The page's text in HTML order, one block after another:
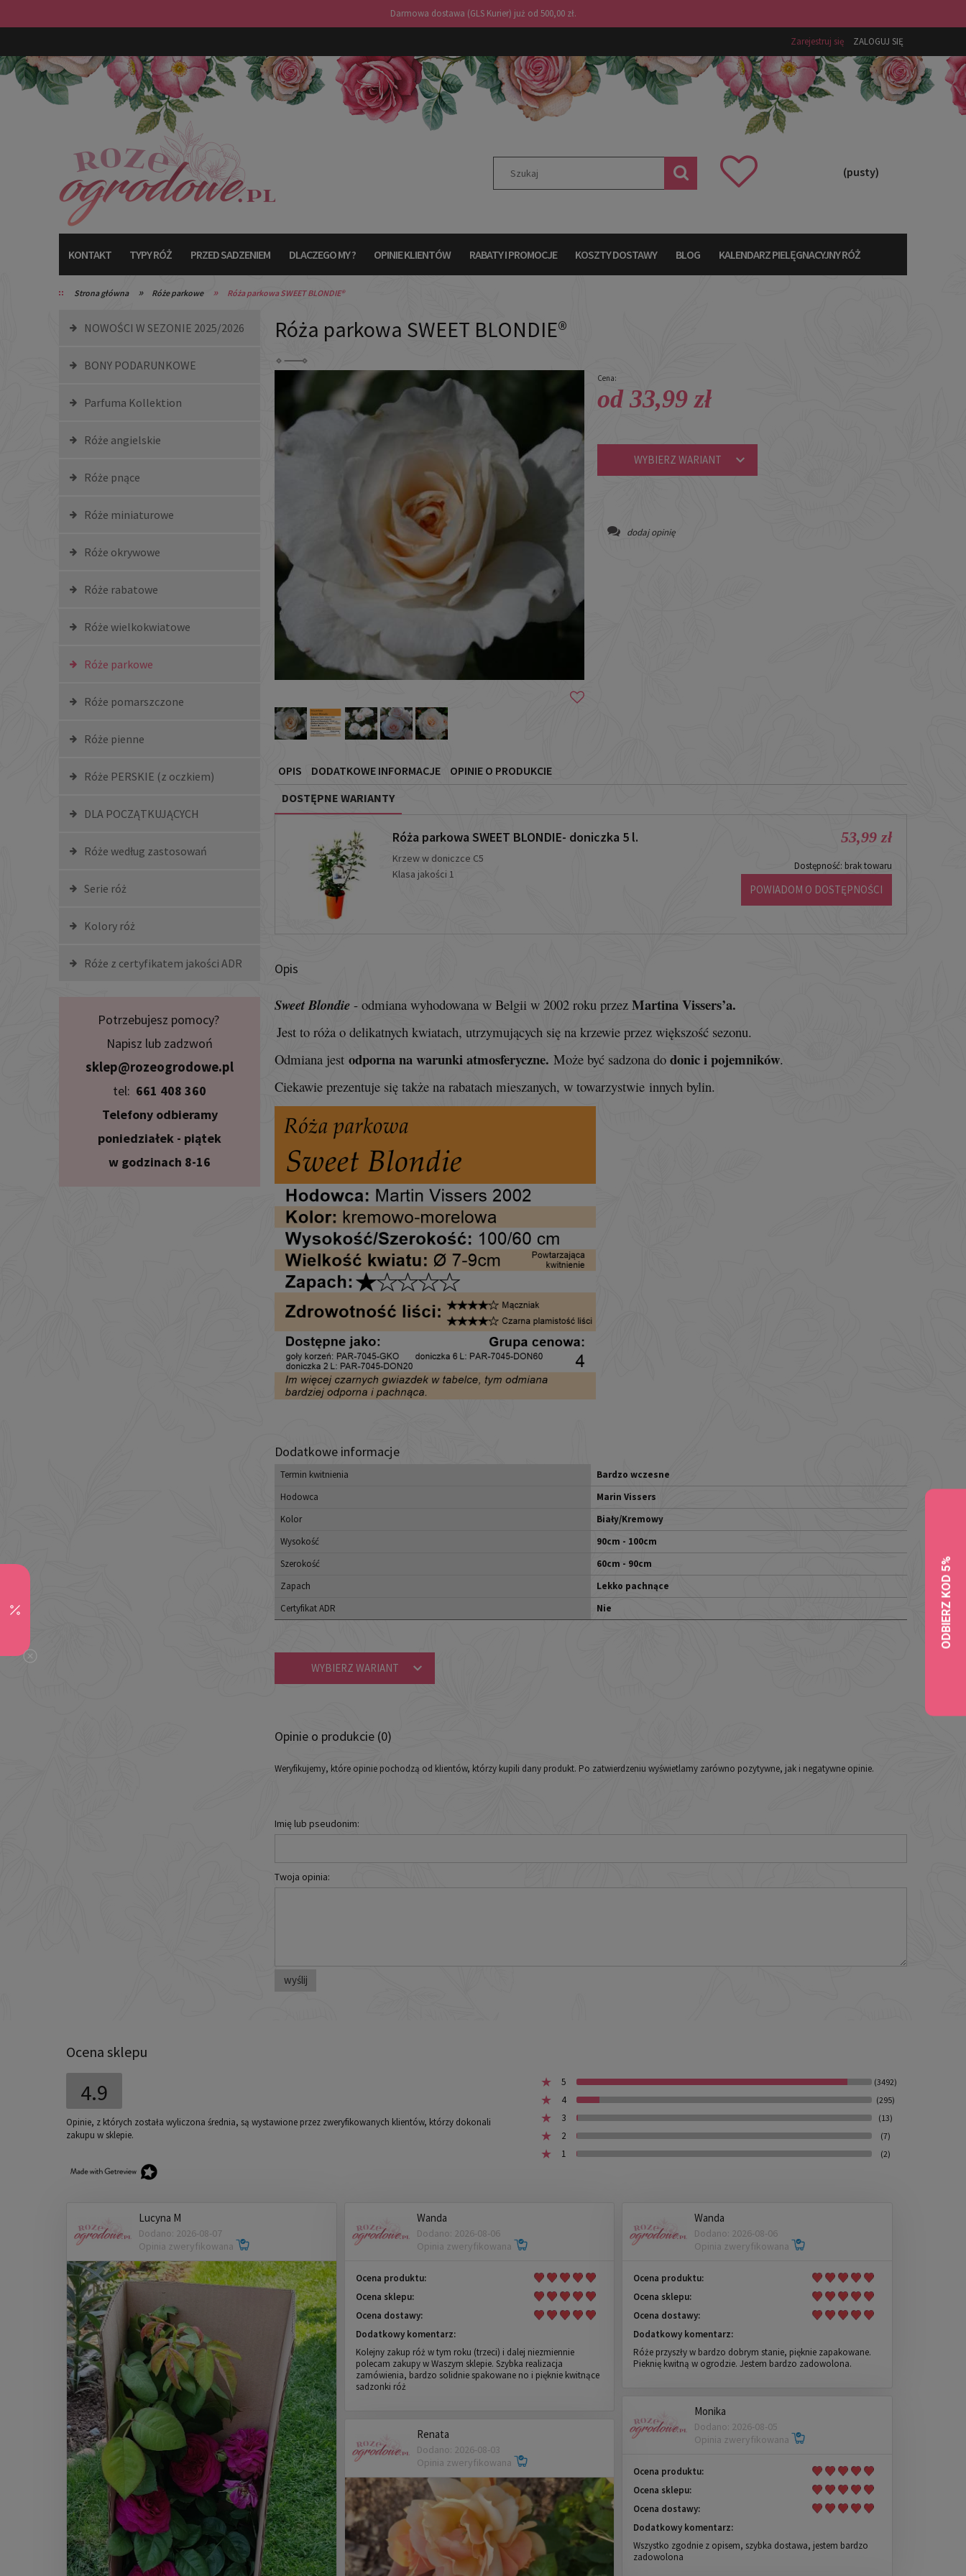
Darmowa dostawa (GLS Kurier) już od 500,00 zł.
Zarejestruj się ZALOGUJ SIĘ
(pusty)
KONTAKT TYPY RÓŻ PRZED SADZENIEM DLACZEGO MY ? OPINIE KLIENTÓW RABATY I PROMOCJE KOSZTY DOSTAWY BLOG KALENDARZ PIELĘGNACYJNY RÓŻ
TYPY RÓŻ
Strona główna » Róże parkowe » Róża parkowa SWEET BLONDIE®
NOWOŚCI W SEZONIE 2025/2026
BONY PODARUNKOWE
Parfuma Kollektion
Róże angielskie
Róże pnące
Róże miniaturowe
Róże okrywowe
Róże rabatowe
Róże wielkokwiatowe
Róże parkowe
Róże pomarszczone
Róże pienne
Róże PERSKIE (z oczkiem)
DLA POCZĄTKUJĄCYCH
Róże według zastosowań
Serie róż
Kolory róż
Róże z certyfikatem jakości ADR
Potrzebujesz pomocy?
Napisz lub zadzwoń
sklep@rozeogrodowe.pl
tel: 661 408 360
Telefony odbieramy
poniedziałek - piątek
w godzinach 8-16
Róża parkowa SWEET BLONDIE®
Cena:
od 33,99 zł
WYBIERZ WARIANT
dodaj opinię
OPIS DODATKOWE INFORMACJE OPINIE O PRODUKCIE
Opis
Sweet Blondie - odmiana wyhodowana w Belgii w 2002 roku przez Martina Vissers’a.
Jest to róża o delikatnych kwiatach, utrzymujących się na krzewie przez większość sezonu.
Odmiana jest odporna na warunki atmosferyczne. Może być sadzona do donic i pojemników.
Ciekawie prezentuje się także na rabatach mieszanych, w towarzystwie innych bylin.
Dodatkowe informacje
Termin kwitnienia
Bardzo wczesne
Hodowca
Marin Vissers
Kolor
Biały/Kremowy
Wysokość
90cm - 100cm
Szerokość
60cm - 90cm
Zapach
Lekko pachnące
Certyfikat ADR
Nie
WYBIERZ WARIANT
Opinie o produkcie (0)
Weryfikujemy, które opinie pochodzą od klientów, którzy kupili dany produkt. Po zatwierdzeniu wyświetlamy zarówno pozytywne, jak i negatywne opinie.
Imię lub pseudonim:
Twoja opinia:
wyślij
DOSTĘPNE WARIANTY
Róża parkowa SWEET BLONDIE- doniczka 5 l.
Krzew w doniczce C5
Klasa jakości 1
53,99 zł
Dostępność: brak towaru
POWIADOM O DOSTĘPNOŚCI
Ocena sklepu
4.9
Opinie, z których została wyliczona średnia, są wystawione przez zweryfikowanych klientów, którzy dokonali
zakupu w sklepie.
5 (3492)
4 (295)
3 (13)
2 (7)
1 (2)
Lucyna M
Dodano: 2026-08-07
Opinia zweryfikowana
Wanda
Dodano: 2026-08-06
Opinia zweryfikowana
Ocena produktu:
Ocena sklepu:
Ocena dostawy:
Dodatkowy komentarz:
Kolejny zakup róż w tym roku (trzeci) i dalej niezmiennie
polecam zakupy w Waszym sklepie. Szybka realizacja
zamówienia, bardzo solidnie spakowane no i pięknie kwitnące
sadzonki róż
Wanda
Dodano: 2026-08-06
Opinia zweryfikowana
Ocena produktu:
Ocena sklepu:
Ocena dostawy:
Dodatkowy komentarz:
Róże przyszły w bardzo dobrym stanie, pięknie zapakowane.
Pieknię kwitną w ogrodzie. Jestem bardzo zadowolona.
Monika
Dodano: 2026-08-05
Opinia zweryfikowana
Ocena produktu:
Ocena sklepu:
Ocena dostawy:
Dodatkowy komentarz:
Wszystko zgodnie z opisem, szybka dostawa, jestem bardzo
zadowolona
Renata
Dodano: 2026-08-03
Opinia zweryfikowana